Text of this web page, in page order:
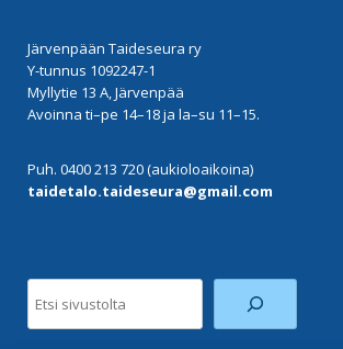
Järvenpään Taideseura ry
Y-tunnus 1092247-1
Myllytie 13 A, Järvenpää
Avoinna ti–pe 14–18 ja la–su 11–15.
Puh. 0400 213 720 (aukioloaikoina)
taidetalo.taideseura@gmail.com